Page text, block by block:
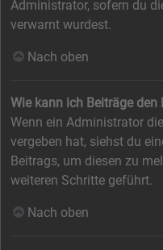
Administrator, sofern du
verwarnt wurdest.
Nach oben
Wie kann ich Beiträge
Wenn ein Administrator
vergeben hat, siehst du
Beitrags, um diesen zu
weiteren Schritte geführt.
Nach oben